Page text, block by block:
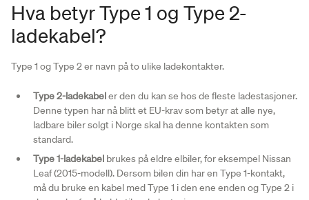
Hva betyr Type 1 og Type 2-
ladekabel?
Type 1 og Type 2 er navn på to ulike ladekontakter.
Type 2-ladekabeler den du kan se hos de fleste ladestasjoner.
Denne typen har nå blitt et EU-krav som betyr at alle nye,
ladbare biler solgt i Norge skal ha denne kontakten som
standard.
Type 1-ladekabelbrukes på eldre elbiler, for eksempel Nissan
Leaf (2015-modell). Dersom bilen din har en Type 1-kontakt,
må du bruke en kabel med Type 1 i den ene enden og Type 2 i